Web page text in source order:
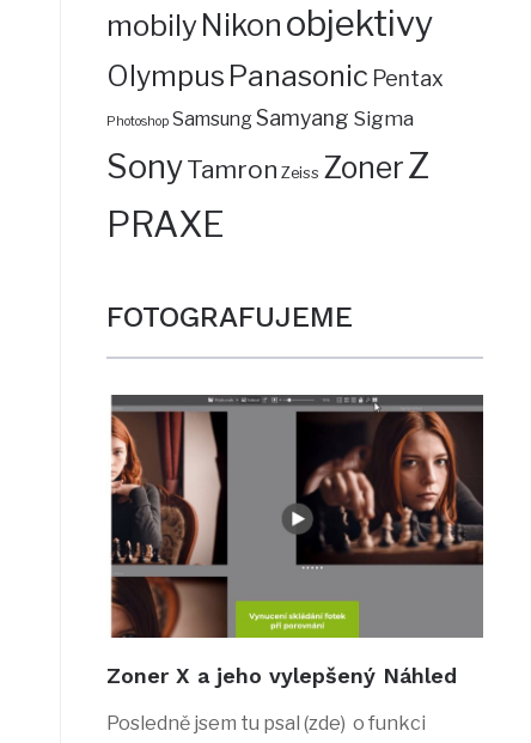
mobilyNikon objektivy
Olympus Panasonic Pentax
Photoshop SamsungSamyang Sigma
SonyTamron Zeiss ZonerZ
PRAXE
FOTOGRAFUJEME
Zoner X a jeho vylepšený Náhled
Posledně jsem tu psal (zde) o funkci